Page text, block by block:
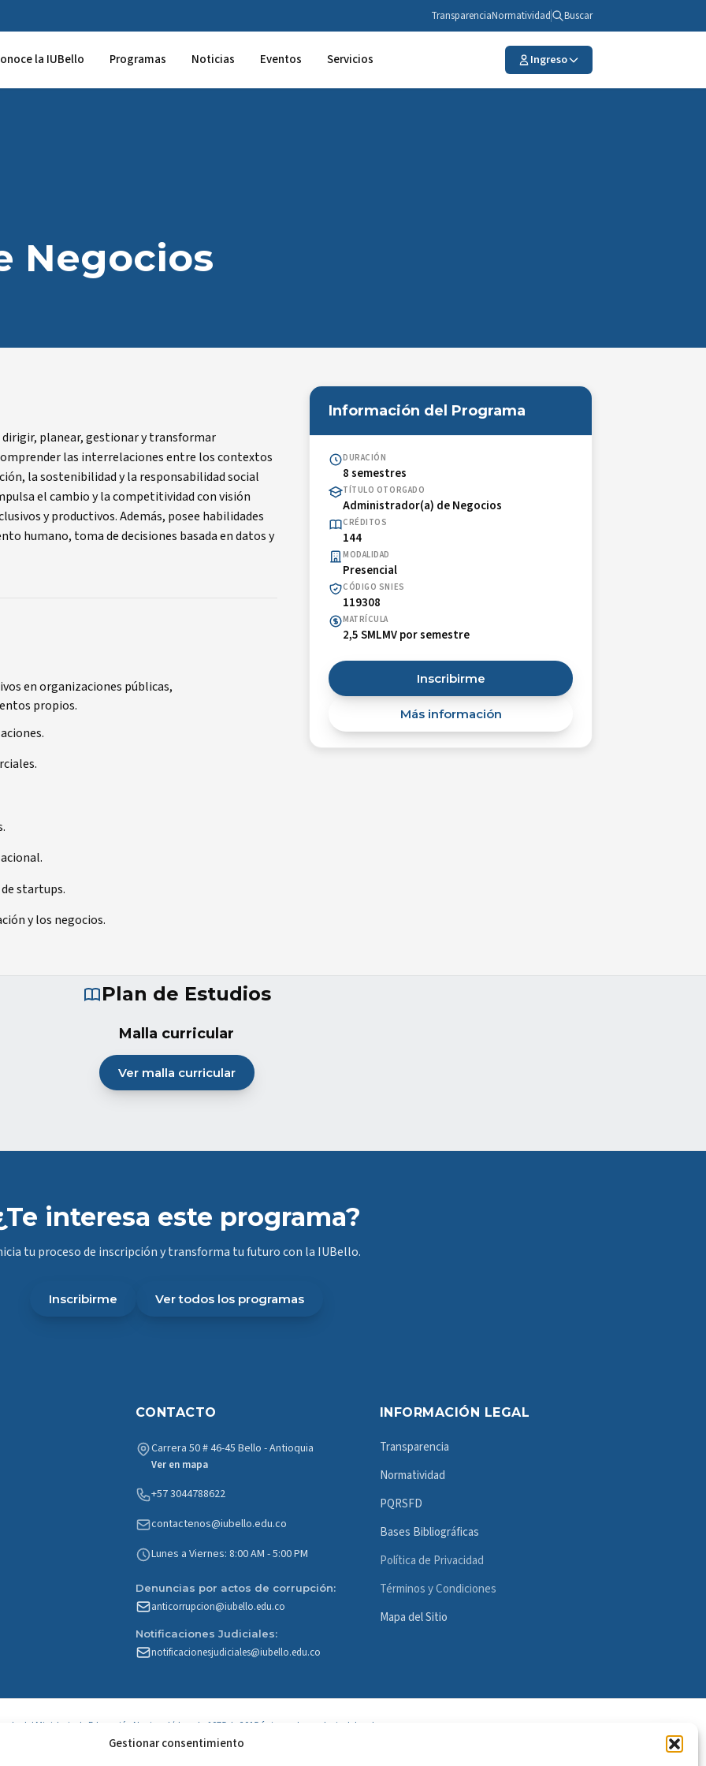
Gestionar consentimiento
TransparenciaNormatividad Buscar
la IUBello Programas Noticias Eventos Servicios Ingreso
Negocios
planear, gestionar y transformar
las interrelaciones entre los contextos
la sostenibilidad y la responsabilidad social
el cambio y la competitividad con visión
y productivos. Además, posee habilidades
humano, toma de decisiones basada en datos y
en organizaciones públicas,
propios.
startups.
y los negocios.
Información del Programa
DURACIÓN
8 semestres
TÍTULO OTORGADO
Administrador(a) de Negocios
CRÉDITOS
144
MODALIDAD
Presencial
CÓDIGO SNIES
119308
MATRÍCULA
2,5 SMLMV por semestre
Inscribirme
Más información
Plan de Estudios
Malla curricular
Ver malla curricular(abre en nueva pestaña)
interesa este programa?
tu proceso de inscripción y transforma tu futuro con la IUBello.
Inscribirme Ver todos los programas
CONTACTO
Carrera 50 # 46-45 Bello - Antioquia
Ver en mapa
+57 3044788622
contactenos@iubello.edu.co
Lunes a Viernes: 8:00 AM - 5:00 PM
Denuncias por actos de corrupción:
anticorrupcion@iubello.edu.co
Notificaciones Judiciales:
notificacionesjudiciales@iubello.edu.co
INFORMACIÓN LEGAL
Transparencia
Normatividad
PQRSFD
Bases Bibliográficas
Política de Privacidad
Términos y Condiciones
Mapa del Sitio
del Ministerio de Educación Nacional (decreto 1075 de 2015 único reglamentario del sector
educación)